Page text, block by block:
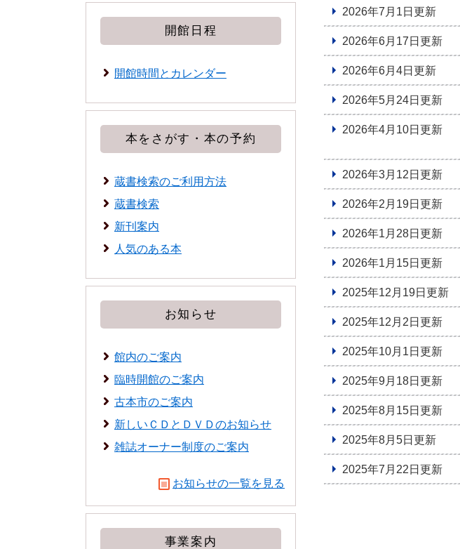
2026年7月1日更新
2026年6月17日更新
2026年6月4日更新
2026年5月24日更新
2026年4月10日更新
2026年3月12日更新
2026年2月19日更新
2026年1月28日更新
2026年1月15日更新
2025年12月19日更新
2025年12月2日更新
2025年10月1日更新
2025年9月18日更新
2025年8月15日更新
2025年8月5日更新
2025年7月22日更新
開館日程
開館時間とカレンダー
本をさがす・本の予約
蔵書検索のご利用方法
蔵書検索
新刊案内
人気のある本
お知らせ
館内のご案内
臨時開館のご案内
古本市のご案内
新しいＣＤとＤＶＤのお知らせ
雑誌オーナー制度のご案内
お知らせの一覧を見る
事業案内